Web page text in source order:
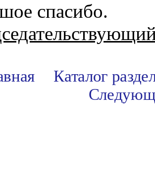
спасибо.
Каталог